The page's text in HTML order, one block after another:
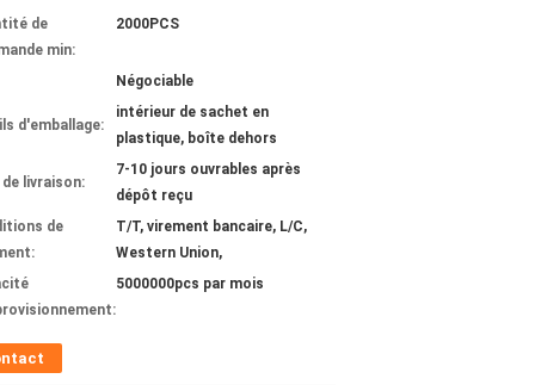
de
min:
2000PCS
Négociable
d'emballage:
intérieur de sachet en
plastique, boîte dehors
de livraison:
7-10 jours ouvrables après
dépôt reçu
de
T/T, virement bancaire, L/C,
Western Union,
5000000pcs par mois